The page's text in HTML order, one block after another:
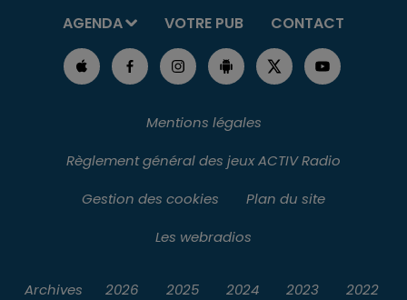
AGENDA
VOTRE PUB CONTACT
Mentions légales
Règlement général des jeux ACTIV Radio
Gestion des cookies
Plan du site
Les webradios
Archives 2026 2025 2024 2023 2022